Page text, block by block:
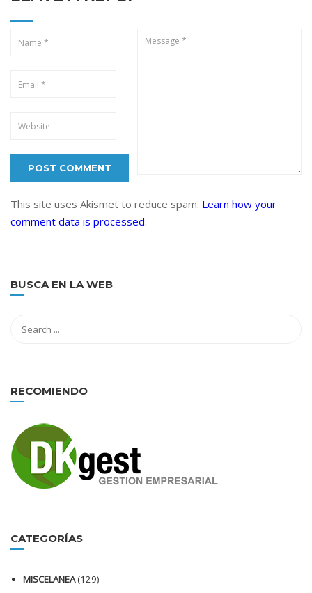
This site uses Akismet to reduce spam. Learn how your
comment data is processed.
BUSCA EN LA WEB
RECOMIENDO
CATEGORÍAS
MISCELANEA(129)